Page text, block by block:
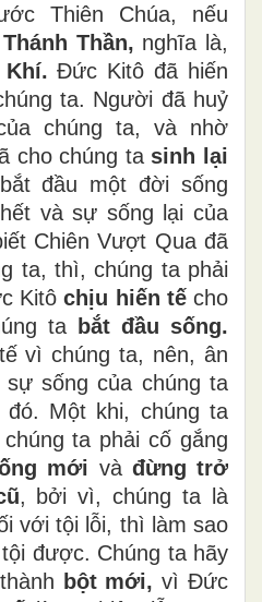
Thiên Chúa, nếu
Thánh Thần, nghĩa là,
Khí.Đức Kitô đã hiến
ta. Người đã huỷ
chúng ta, và nhờ
cho chúng ta sinh lại
bắt đầu một đời sống
và sự sống lại của
Chiên Vượt Qua đã
ta, thì, chúng ta phải
Kitôchịu hiến tếcho
ta bắt đầu sống.
vì chúng ta, nên, ân
sống của chúng ta
Một khi, chúng ta
ta phải cố gắng
mới và đừng trở
, bởi vì, chúng ta là
với tội lỗi, thì làm sao
được. Chúng ta hãy
bột mới, vì Đức